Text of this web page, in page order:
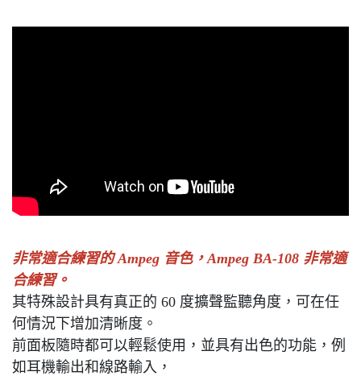
非常適合練習的 Ampeg 音色，Ampeg BA-108 非常適
合練習。
其特殊設計具有真正的 60 度擴聲監聽角度，可在任
何情況下增加清晰度。
前面板隨時都可以輕鬆使用，並具有出色的功能，例
如耳機輸出和線路輸入，